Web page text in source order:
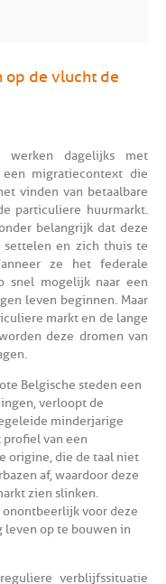
op de vlucht de
werken dagelijks met
migratiecontext die
vinden van betaalbare
particuliere huurmarkt.
belangrijk dat deze
settelen en zich thuis te
ze het federale
snel mogelijk naar een
leven beginnen. Maar
markt en de lange
deze dromen van
Belgische steden een
verloopt de
minderjarige
van een
origine, die de taal niet
af, waardoor deze
zien slinken.
onontbeerlijk voor deze
leven op te bouwen in
verblijfssituatie